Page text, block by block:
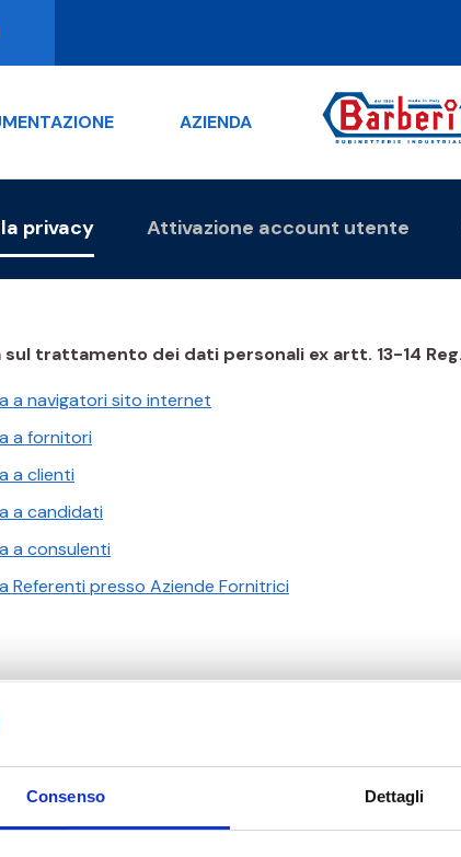
Consenso Dettagli
AZIENDA
privacy Attivazione account utente
trattamento dei dati personali ex artt. 13-14
a navigatori sito internet
a fornitori
a clienti
a candidati
a consulenti
Referenti presso Aziende Fornitrici